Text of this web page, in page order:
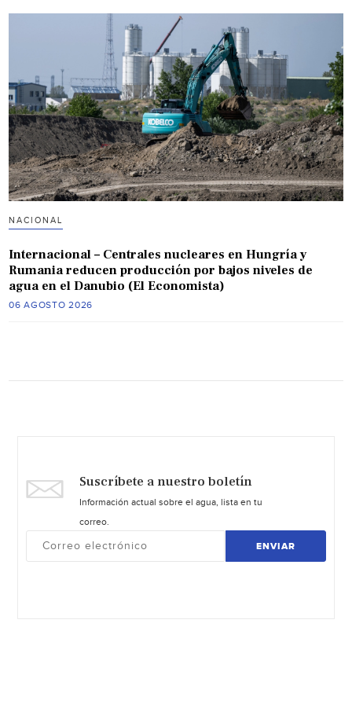
NACIONAL
Internacional – Centrales nucleares en Hungría y
Rumania reducen producción por bajos niveles de
agua en el Danubio (El Economista)
06 AGOSTO 2026
Suscríbete a nuestro boletín
Información actual sobre el agua, lista en tu
correo.
ENVIAR